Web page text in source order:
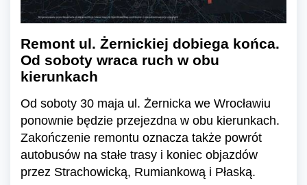
Remont ul. Żernickiej dobiega końca.
Od soboty wraca ruch w obu
kierunkach
Od soboty 30 maja ul. Żernicka we Wrocławiu
ponownie będzie przejezdna w obu kierunkach.
Zakończenie remontu oznacza także powrót
autobusów na stałe trasy i koniec objazdów
przez Strachowicką, Rumiankową i Płaską.